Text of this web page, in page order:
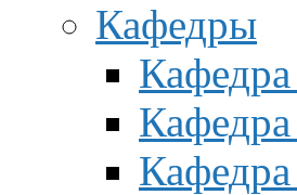
Кафедры
Кафедра
Кафедра